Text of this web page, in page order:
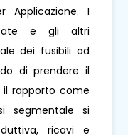
Applicazione. I
e gli altri
dei fusibili ad
di prendere il
il rapporto come
segmentale si
ricavi e